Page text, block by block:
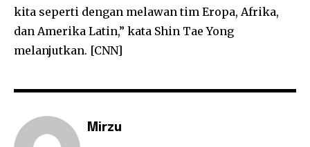
kita seperti dengan melawan tim Eropa, Afrika,
dan Amerika Latin,” kata Shin Tae Yong
melanjutkan. [CNN]
Mirzu